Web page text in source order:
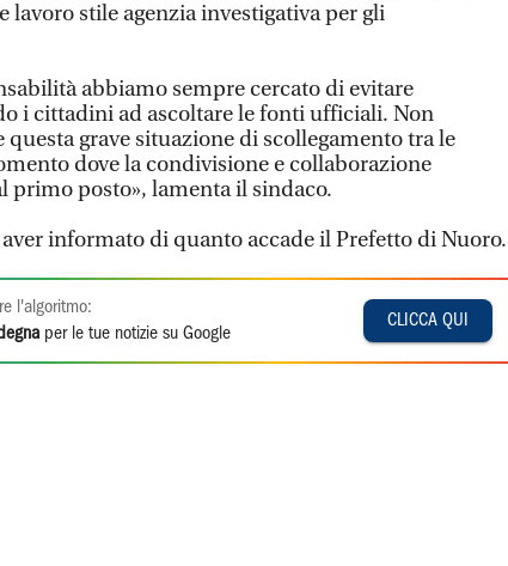
lavoro stile agenzia investigativa per gli
abbiamo sempre cercato di evitare
i cittadini ad ascoltare le fonti ufficiali. Non
questa grave situazione di scollegamento tra le
dove la condivisione e collaborazione
primo posto», lamenta il sindaco.
informato di quanto accade il Prefetto di Nuoro.
l'algoritmo:
per le tue notizie su Google
CLICCA QUI